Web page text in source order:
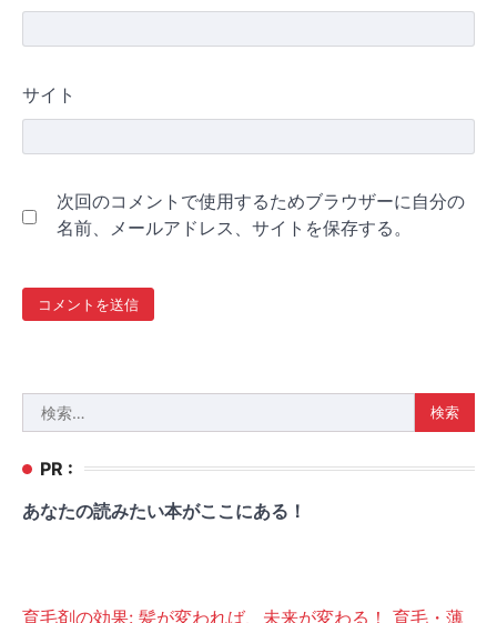
サイト
次回のコメントで使用するためブラウザーに自分の
名前、メールアドレス、サイトを保存する。
索:
PR :
あなたの読みたい本がここにある！
育毛剤の効果: 髪が変われば、未来が変わる！ 育毛・薄